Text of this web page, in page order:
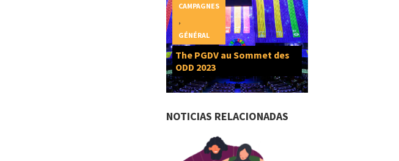
The PGDV au Sommet des
ODD 2023
CAMPAGNES
GÉNÉRAL
NOTICIAS RELACIONADAS